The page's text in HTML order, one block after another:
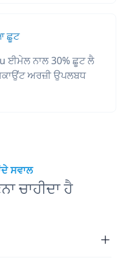
ਛੂਟ
ਈਮੇਲ ਨਾਲ 30% ਛੂਟ ਲੈ
ਅਰਜ਼ੀ ਉਪਲਬਧ
ਸਵਾਲ
ਚਾਹੀਦਾ ਹੈ